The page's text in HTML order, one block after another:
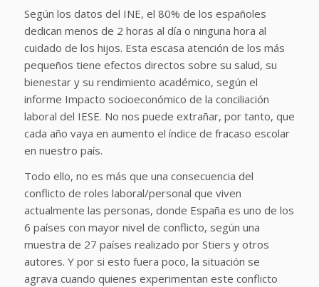
Según los datos del INE, el 80% de los españoles
dedican menos de 2 horas al día o ninguna hora al
cuidado de los hijos. Esta escasa atención de los más
pequeños tiene efectos directos sobre su salud, su
bienestar y su rendimiento académico, según el
informe Impacto socioeconómico de la conciliación
laboral del IESE. No nos puede extrañar, por tanto, que
cada año vaya en aumento el índice de fracaso escolar
en nuestro país.
Todo ello, no es más que una consecuencia del
conflicto de roles laboral/personal que viven
actualmente las personas, donde España es uno de los
6 países con mayor nivel de conflicto, según una
muestra de 27 países realizado por Stiers y otros
autores. Y por si esto fuera poco, la situación se
agrava cuando quienes experimentan este conflicto